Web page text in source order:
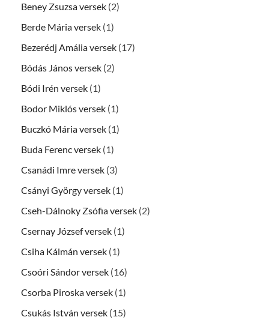
Beney Zsuzsa versek (2)
Berde Mária versek (1)
Bezerédj Amália versek (17)
Bódás János versek (2)
Bódi Irén versek (1)
Bodor Miklós versek (1)
Buczkó Mária versek (1)
Buda Ferenc versek (1)
Csanádi Imre versek (3)
Csányi György versek (1)
Cseh-Dálnoky Zsófia versek (2)
Csernay József versek (1)
Csiha Kálmán versek (1)
Csoóri Sándor versek (16)
Csorba Piroska versek (1)
Csukás István versek (15)